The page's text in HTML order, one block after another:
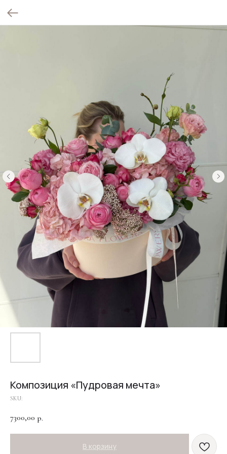
Композиция «Пудровая мечта»
SKU:
7300,00 р.
В корзину